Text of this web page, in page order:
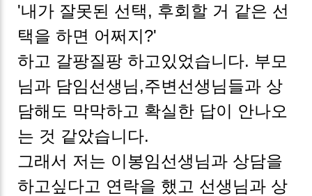
'내가 잘못된 선택, 후회할 거 같은 선
택을 하면 어쩌지?'
하고 갈팡질팡 하고있었습니다. 부모
님과 담임선생님,주변선생님들과 상
담해도 막막하고 확실한 답이 안나오
는 것 같았습니다.
그래서 저는 이봉임선생님과 상담을
하고싶다고 연락을 했고 선생님과 상